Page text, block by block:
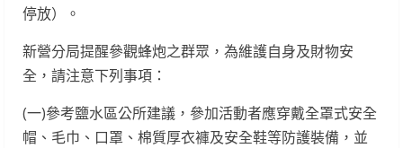
停放）。
新營分局提醒參觀蜂炮之群眾，為維護自身及財物安
全，請注意下列事項：
(一)參考鹽水區公所建議，參加活動者應穿戴全罩式安全
帽、毛巾、口罩、棉質厚衣褲及安全鞋等防護裝備，並